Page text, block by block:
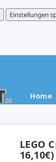
Einstellungen
Home
LEGO
16,10€)